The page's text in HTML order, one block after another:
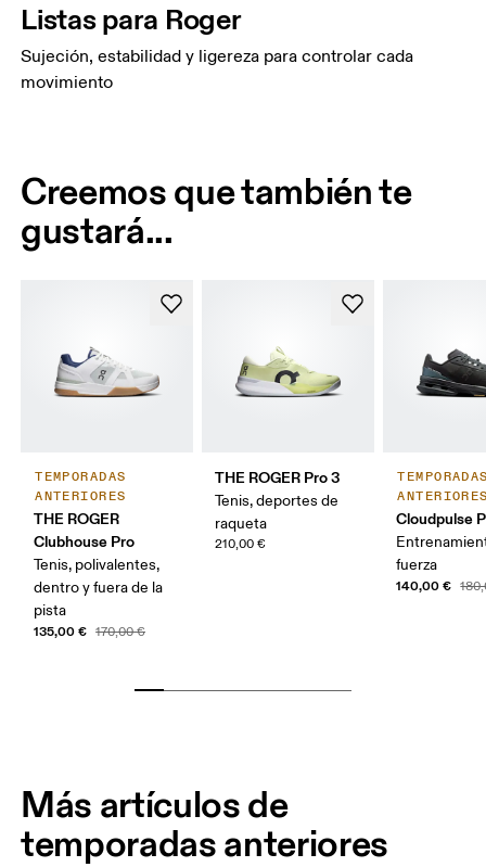
Listas para Roger
Sujeción, estabilidad y ligereza para controlar cada
movimiento
Creemos que también te
gustará...
TEMPORADAS
ANTERIORES
THE ROGER
Clubhouse Pro
Tenis, polivalentes,
dentro y fuera de la
pista
135,00 € 170,00 €
THE ROGER Pro 3
Tenis, deportes de
raqueta
210,00 €
Cloudpulse
fuerza
140,00 €
Más artículos de
temporadas anteriores